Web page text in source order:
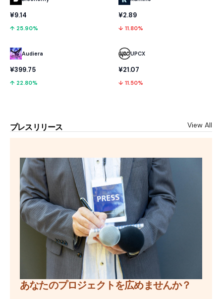
¥9.14
↑ 25.90%
Audiera
¥399.75
↑ 22.80%
¥2.89
↓ 11.80%
UPCX
¥21.07
↓ 11.50%
プレスリリース View All
あなたのプロジェクトを広めませんか？